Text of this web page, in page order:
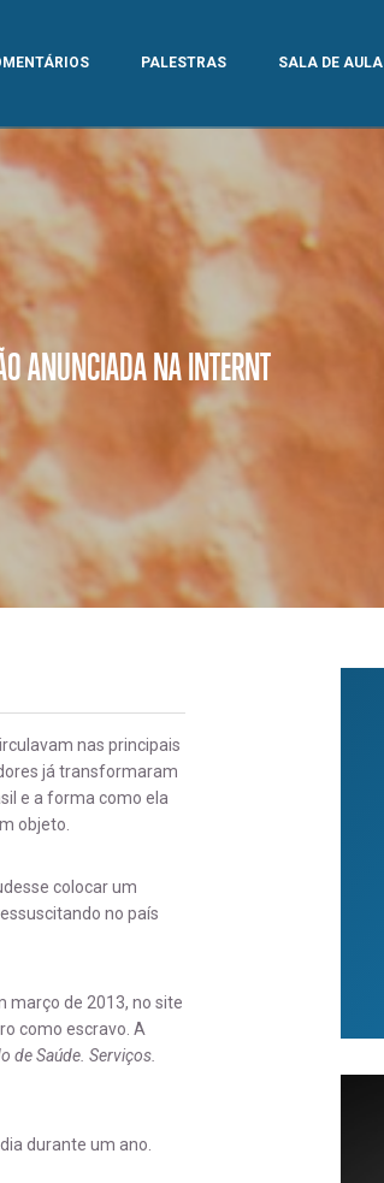
PALESTRAS SALA DE AULA
ANUNCIADA NA INTERNT
nas principais
já transformaram
e a forma como ela
objeto.
colocar um
no país
março de 2013, no site
como escravo. A
de Saúde. Serviços.
durante um ano.